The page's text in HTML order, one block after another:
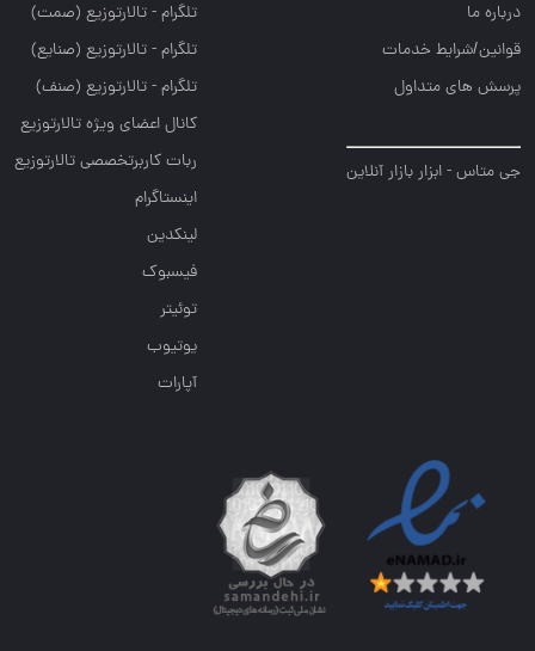
درباره ما
قوانین/شرایط خدمات
پرسش های متداول
جی متاس - ابزار بازار آنلاین
تلگرام - تالارتوزيع (صمت)
تلگرام - تالارتوزيع (صنايع)
تلگرام - تالارتوزیع (صنف)
کانال اعضای ویژه تالارتوزیع
ربات کاربرتخصصی تالارتوزیع
اینستاگرام
لینکدین
فیسبوک
توئیتر
یوتیوب
آپارات